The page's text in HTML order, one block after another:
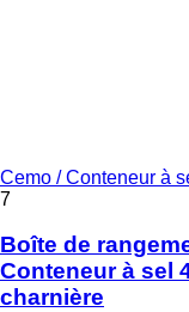
Cemo / Conteneur à
7
Boîte de
Conteneur à sel
charnière